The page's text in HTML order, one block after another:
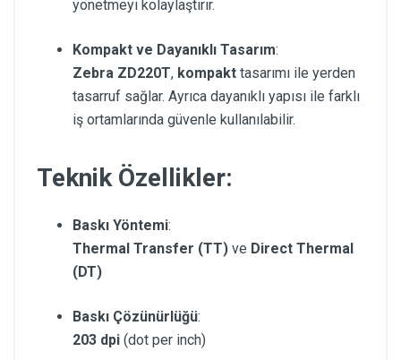
yönetmeyi kolaylaştırır.
Kompakt ve Dayanıklı Tasarım:
Zebra ZD220T, kompakt tasarımı ile yerden
tasarruf sağlar. Ayrıca dayanıklı yapısı ile farklı
iş ortamlarında güvenle kullanılabilir.
Teknik Özellikler:
Baskı Yöntemi:
Thermal Transfer (TT) ve Direct Thermal
(DT)
Baskı Çözünürlüğü:
203 dpi (dot per inch)